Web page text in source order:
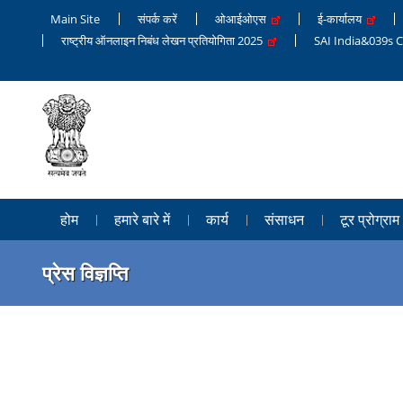
Main Site संपर्क करें ओआईओएस
ई-कार्यालय
राष्ट्रीय ऑनलाइन निबंध लेखन प्रतियोगिता 2025
SAI India&039s
होम हमारे बारे में कार्य संसाधन टूर प्रोग्राम
प्रेस विज्ञप्ति